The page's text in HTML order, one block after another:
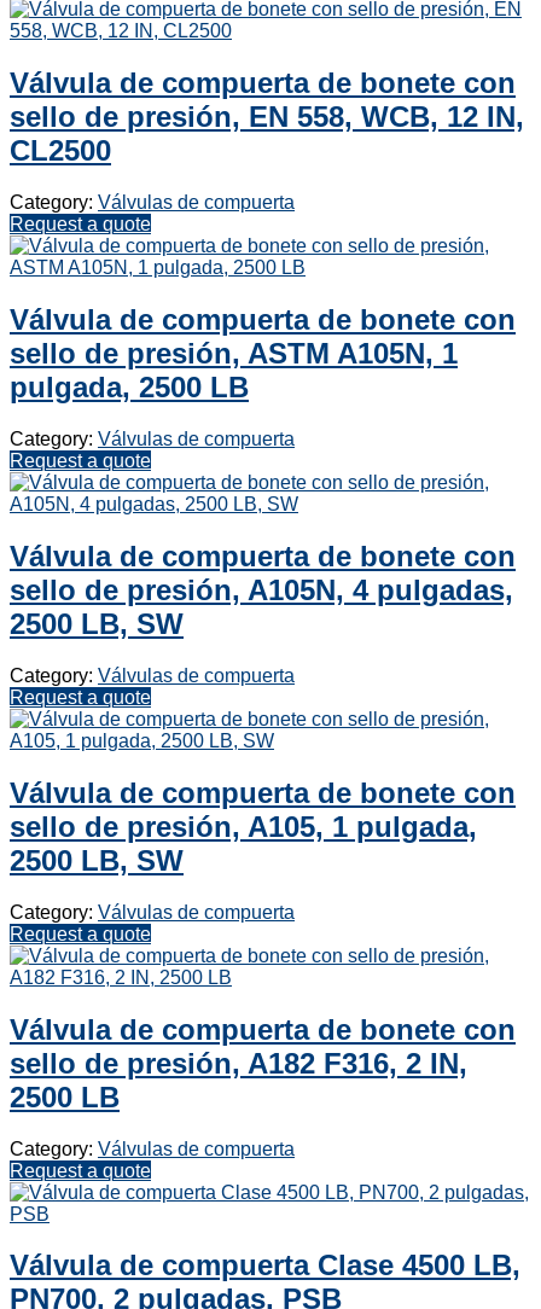
Válvula de compuerta de bonete con
sello de presión, EN 558, WCB, 12 IN,
CL2500
Category: Válvulas de compuerta
Request a quote
Válvula de compuerta de bonete con
sello de presión, ASTM A105N, 1
pulgada, 2500 LB
Category: Válvulas de compuerta
Request a quote
Válvula de compuerta de bonete con
sello de presión, A105N, 4 pulgadas,
2500 LB, SW
Category: Válvulas de compuerta
Request a quote
Válvula de compuerta de bonete con
sello de presión, A105, 1 pulgada,
2500 LB, SW
Category: Válvulas de compuerta
Request a quote
Válvula de compuerta de bonete con
sello de presión, A182 F316, 2 IN,
2500 LB
Category: Válvulas de compuerta
Request a quote
Válvula de compuerta Clase 4500 LB,
PN700, 2 pulgadas, PSB